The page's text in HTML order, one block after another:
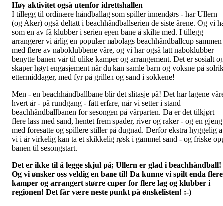
Høy aktivitet også utenfor idrettshallen
I tillegg til ordinære håndballag som spiller innendørs - har Ullern
(og Aker) også deltatt i beachhåndballserien de siste årene. Og vi
som en av få klubber i serien egen bane å skilte med. I tillegg
arrangerer vi årlig en populær nabolags beachhåndballcup sammen
med flere av naboklubbene våre, og vi har også latt naboklubber
benytte banen vår til ulike kamper og arrangement. Det er sosialt
skaper høyt engasjement når du kan samle barn og voksne på
ettermiddager, med fyr på grillen og sand i sokkene!
Men - en beachhåndballbane blir det slitasje på! Det har lagene
hvert år - på rundgang - fått erfare, når vi setter i stand
beachhåndballbanen for sesongen på vårparten. Da er det tilkjørt
flere lass med sand, hentet frem spader, river og raker - og en gjeng
med foresatte og spillere stiller på dugnad. Derfor ekstra hyggelig
vi i år virkelig kan ta et skikkelig røsk i gammel sand - og friske
banen til sesongstart.
Det er ikke til å legge skjul på; Ullern er glad i beachhåndball!
Og vi ønsker oss veldig en bane til! Da kunne vi spilt enda flere
kamper og arrangert større cuper for flere lag og klubber i
regionen! Det får være neste punkt på ønskelisten! :-)